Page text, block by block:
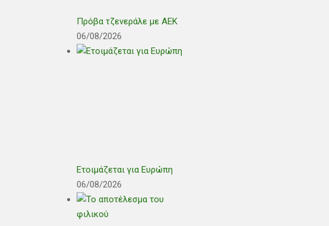
Πρόβα τζενεράλε με ΑΕΚ
06/08/2026
Ετοιμάζεται για Ευρώπη
06/08/2026